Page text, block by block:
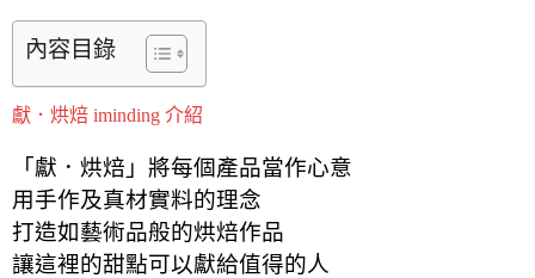
內容目錄
獻．烘焙 iminding 介紹
「獻．烘焙」將每個產品當作心意
用手作及真材實料的理念
打造如藝術品般的烘焙作品
讓這裡的甜點可以獻給值得的人